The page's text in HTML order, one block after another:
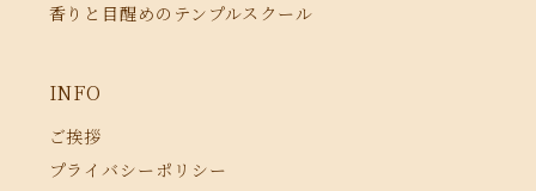
香りと目醒めのテンプルスクール
INFO
ご挨拶
プライバシーポリシー